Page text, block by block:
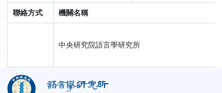
聯絡方式 機關名稱
中央研究院語言學研究所